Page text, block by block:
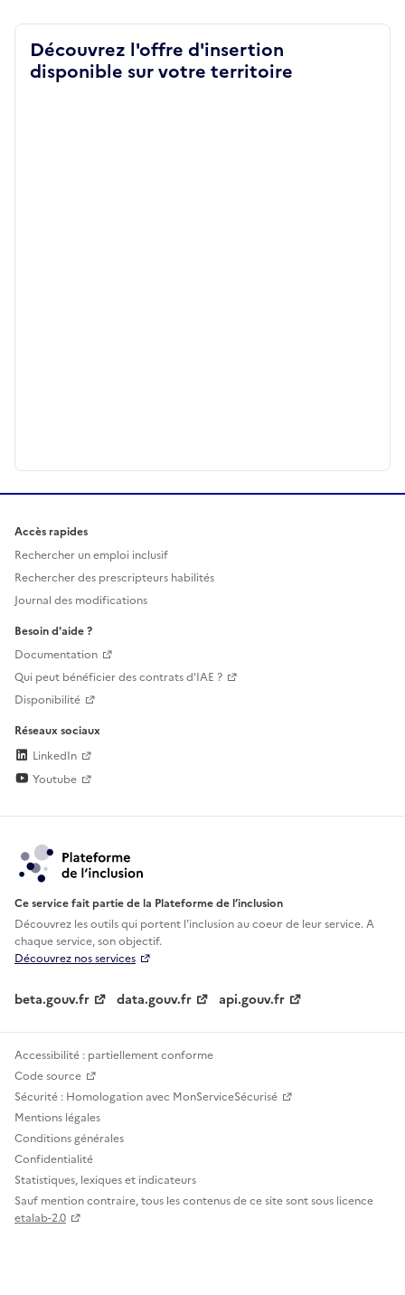
Découvrez l'offre d'insertion
disponible sur votre territoire
Accès rapides
Rechercher un emploi inclusif
Rechercher des prescripteurs habilités
Journal des modifications
Besoin d'aide ?
Documentation
Qui peut bénéficier des contrats d'IAE ?
Disponibilité
Réseaux sociaux
LinkedIn
Youtube
Ce service fait partie de la Plateforme de l’inclusion
Découvrez les outils qui portent l'inclusion aucoeur de leur service. A
chaque service, son objectif.
Découvrez nos services
beta.gouv.fr data.gouv.fr api.gouv.fr
Accessibilité : partiellement conforme
Code source
Sécurité : Homologation avec MonServiceSécurisé
Mentions légales
Conditions générales
Confidentialité
Statistiques, lexiques et indicateurs
Sauf mention contraire, tous les contenus de ce site sont sous licence
etalab-2.0